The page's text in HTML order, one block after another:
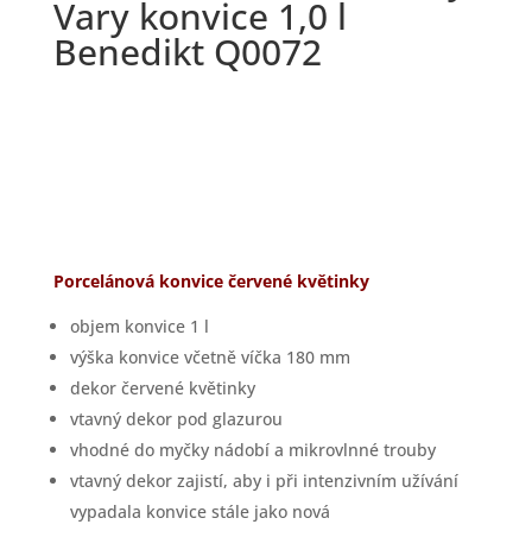
Vary konvice 1,0 l
Benedikt Q0072
Porcelánová konvice červené květinky
objem konvice 1 l
výška konvice včetně víčka 180 mm
dekor červené květinky
vtavný dekor pod glazurou
vhodné do myčky nádobí a mikrovlnné trouby
vtavný dekor zajistí, aby i při intenzivním užívání
vypadala konvice stále jako nová